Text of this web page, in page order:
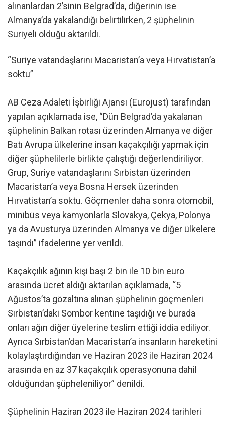
alınanlardan 2’sinin Belgrad’da, diğerinin ise
Almanya’da yakalandığı belirtilirken, 2 şüphelinin
Suriyeli olduğu aktarıldı.
“Suriye vatandaşlarını Macaristan’a veya Hırvatistan’a
soktu”
AB Ceza Adaleti İşbirliği Ajansı (Eurojust) tarafından
yapılan açıklamada ise, “Dün Belgrad’da yakalanan
şüphelinin Balkan rotası üzerinden Almanya ve diğer
Batı Avrupa ülkelerine insan kaçakçılığı yapmak için
diğer şüphelilerle birlikte çalıştığı değerlendiriliyor.
Grup, Suriye vatandaşlarını Sırbistan üzerinden
Macaristan’a veya Bosna Hersek üzerinden
Hırvatistan’a soktu. Göçmenler daha sonra otomobil,
minibüs veya kamyonlarla Slovakya, Çekya, Polonya
ya da Avusturya üzerinden Almanya ve diğer ülkelere
taşındı” ifadelerine yer verildi.
Kaçakçılık ağının kişi başı 2 bin ile 10 bin euro
arasında ücret aldığı aktarılan açıklamada, “5
Ağustos’ta gözaltına alınan şüphelinin göçmenleri
Sırbistan’daki Sombor kentine taşıdığı ve burada
onları ağın diğer üyelerine teslim ettiği iddia ediliyor.
Ayrıca Sırbistan’dan Macaristan’a insanların hareketini
kolaylaştırdığından ve Haziran 2023 ile Haziran 2024
arasında en az 37 kaçakçılık operasyonuna dahil
olduğundan şüpheleniliyor” denildi.
Şüphelinin Haziran 2023 ile Haziran 2024 tarihleri